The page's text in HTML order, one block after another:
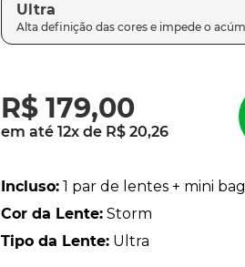
Ultra
R$ 179,00
em até12x de R$ 20,26
Incluso: 1 par de lentes + mini bag
Cor da Lente: Storm
Tipo da Lente: Ultra